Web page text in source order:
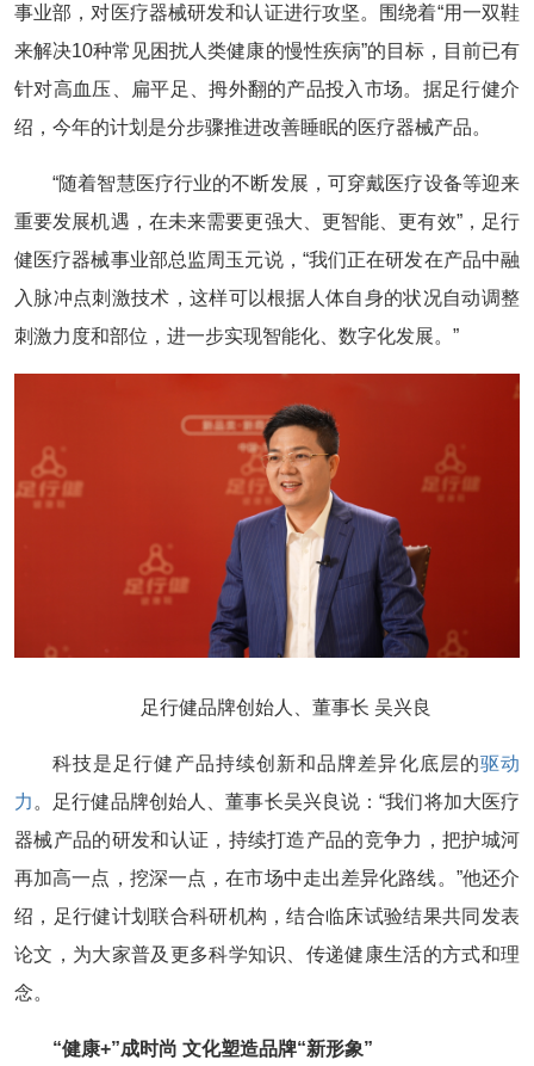
事业部，对医疗器械研发和认证进行攻坚。围绕着“用一双鞋
来解决10种常见困扰人类健康的慢性疾病”的目标，目前已有
针对高血压、扁平足、拇外翻的产品投入市场。据足行健介
绍，今年的计划是分步骤推进改善睡眠的医疗器械产品。
“随着智慧医疗行业的不断发展，可穿戴医疗设备等迎来
重要发展机遇，在未来需要更强大、更智能、更有效”，足行
健医疗器械事业部总监周玉元说，“我们正在研发在产品中融
入脉冲点刺激技术，这样可以根据人体自身的状况自动调整
刺激力度和部位，进一步实现智能化、数字化发展。”
足行健品牌创始人、董事长 吴兴良
科技是足行健产品持续创新和品牌差异化底层的驱动
力。足行健品牌创始人、董事长吴兴良说：“我们将加大医疗
器械产品的研发和认证，持续打造产品的竞争力，把护城河
再加高一点，挖深一点，在市场中走出差异化路线。”他还介
绍，足行健计划联合科研机构，结合临床试验结果共同发表
论文，为大家普及更多科学知识、传递健康生活的方式和理
念。
“健康+”成时尚 文化塑造品牌“新形象”